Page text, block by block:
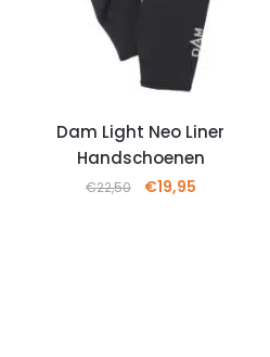
Dam Light Neo Liner
Handschoenen
€22,50 €19,95